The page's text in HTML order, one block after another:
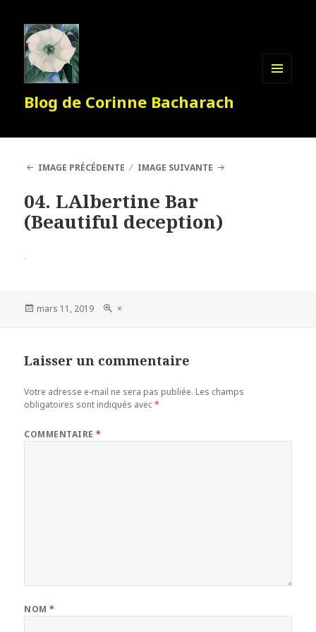
Blog de Corinne Bacharach
IMAGE PRÉCÉDENTE IMAGE SUIVANTE
04. LAlbertine Bar
(Beautiful deception)
Publié
mars 11, 2019
Taille
×
Laisser un commentaire
Votre adresse e-mail ne sera pas publiée. Les champs
obligatoires sont indiqués avec*
COMMENTAIRE*
NOM*